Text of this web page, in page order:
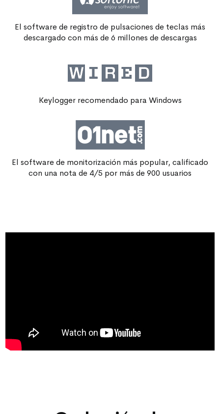
El software de registro de pulsaciones de teclas más
descargado con más de 6 millones de descargas
Keylogger recomendado para Windows
El software de monitorización más popular, calificado
con una nota de 4/5 por más de 900 usuarios